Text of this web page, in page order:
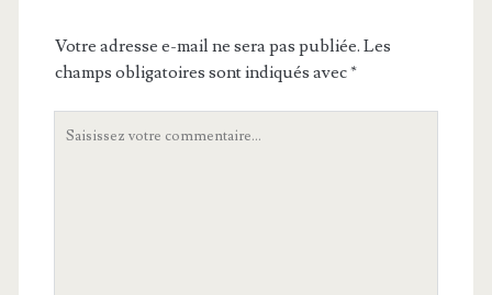
Votre adresse e-mail ne sera pas publiée. Les
champs obligatoires sont indiqués avec*